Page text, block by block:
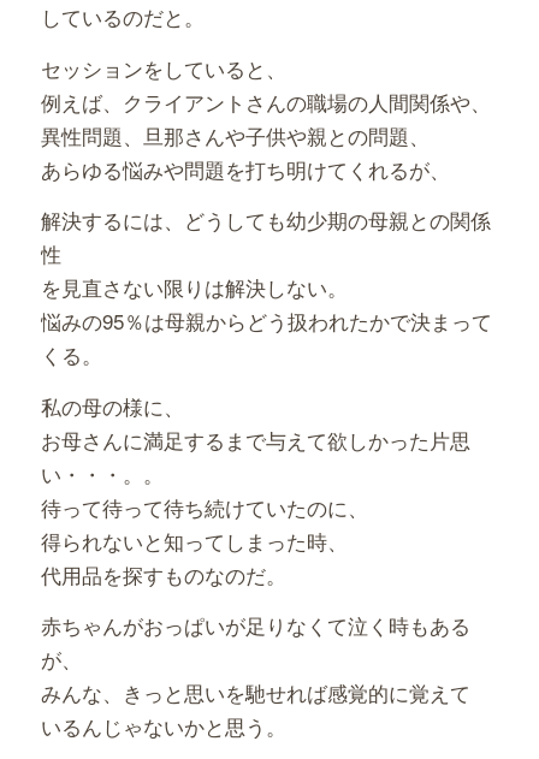
しているのだと。
セッションをしていると、
例えば、クライアントさんの職場の人間関係や、
異性問題、旦那さんや子供や親との問題、
あらゆる悩みや問題を打ち明けてくれるが、
解決するには、どうしても幼少期の母親との関係
性
を見直さない限りは解決しない。
悩みの95％は母親からどう扱われたかで決まって
くる。
私の母の様に、
お母さんに満足するまで与えて欲しかった片思
い・・・。。
待って待って待ち続けていたのに、
得られないと知ってしまった時、
代用品を探すものなのだ。
赤ちゃんがおっぱいが足りなくて泣く時もある
が、
みんな、きっと思いを馳せれば感覚的に覚えて
いるんじゃないかと思う。